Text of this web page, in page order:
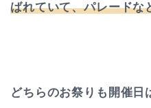
ばれていて、パレードな
どちらのお祭りも開催日